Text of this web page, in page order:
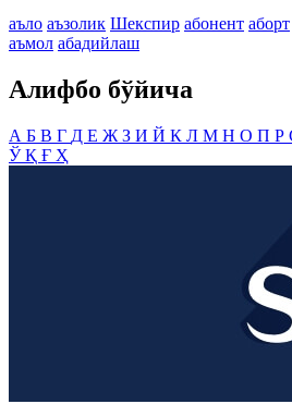
аъло аъзолик Шекспир абонент аборт
аъмол абадийлаш
Алифбо бўйича
А Б В Г Д Е Ж З И Й К Л М Н О П Р
ЎҚ Ғ Ҳ